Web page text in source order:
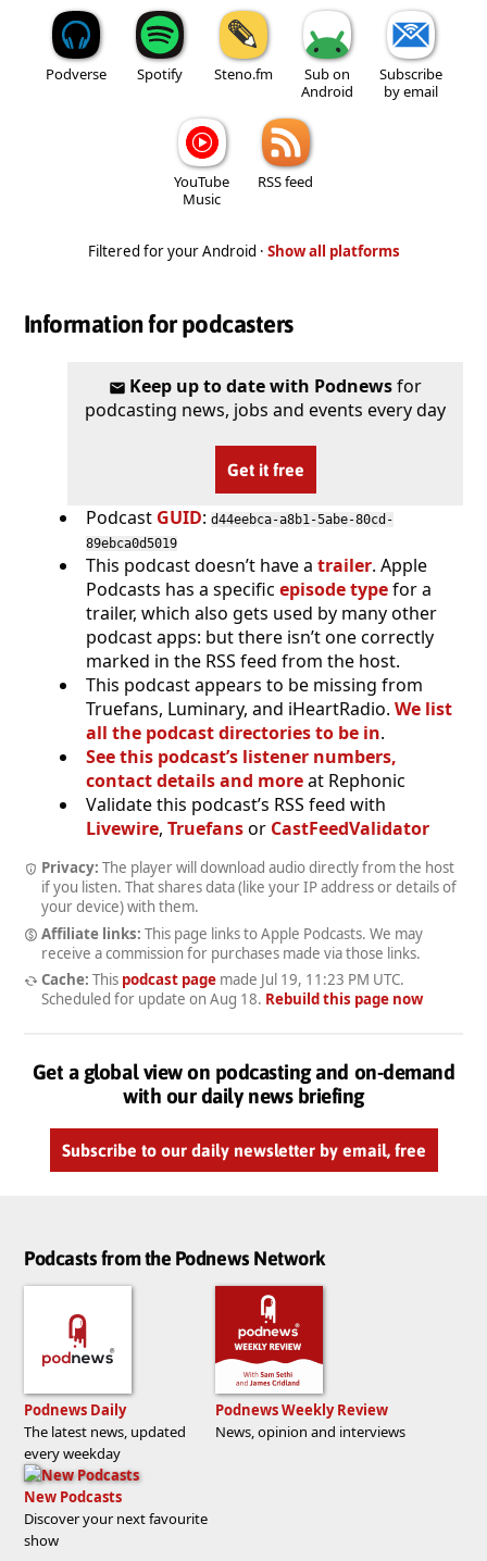
Podverse Spotify Steno.fm
Sub on
Android
Subscribe
by email
YouTube
Music
RSS feed
Filtered for your Android · Show all platforms
Information for podcasters
Keep up to date with Podnewsfor
podcasting news, jobs and events every day
Get it free
Podcast GUID: d44eebca-a8b1-5abe-80cd-
89ebca0d5019
This podcast doesn’t have a trailer. Apple
Podcasts has a specific episode typefor a
trailer, which also gets used by many other
podcast apps: but there isn’t one correctly
marked in the RSS feed from the host.
This podcast appears to be missing from
Truefans, Luminary, and iHeartRadio. We list
all the podcast directories to be in.
See this podcast’s listener numbers,
contact details and moreat Rephonic
Validate this podcast’s RSS feed with
Livewire, Truefansor CastFeedValidator
Privacy: The player will download audio directly from the host
if you listen. That shares data (like your IP address or details of
your device) with them.
Affiliate links: This page links to Apple Podcasts. We may
receive a commission for purchases made via those links.
Cache: This podcast pagemade Jul 19, 11:23 PM UTC.
Scheduled for update on Aug 18. Rebuild this page now
Get a global view on podcasting and on-demand
with our daily news briefing
Subscribe to our daily newsletter by email, free
Podcasts from the Podnews Network
Podnews Daily
The latest news, updated
every weekday
Podnews Weekly Review
News, opinion and interviews
New Podcasts
Discover your next favourite
show